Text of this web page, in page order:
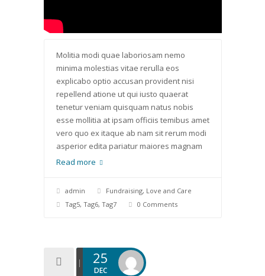
Molitia modi quae laboriosam nemo
minima molestias vitae rerulla eos
explicabo optio accusan provident nisi
repellend atione ut qui iusto quaerat
tenetur veniam quisquam natus nobis
esse mollitia at ipsam officiis temibus amet
vero quo ex itaque ab nam sit rerum modi
asperior edita pariatur maiores magnam
Read more
admin Fundraising, Love and Care
Tag5, Tag6, Tag7 0 Comments
25
DEC